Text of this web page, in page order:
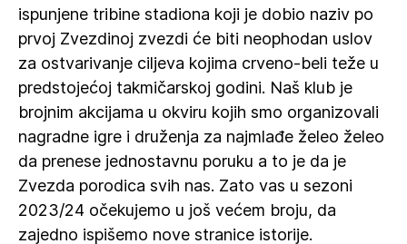
ispunjene tribine stadiona koji je dobio naziv po
prvoj Zvezdinoj zvezdi će biti neophodan uslov
za ostvarivanje ciljeva kojima crveno-beli teže u
predstojećoj takmičarskoj godini. Naš klub je
brojnim akcijama u okviru kojih smo organizovali
nagradne igre i druženja za najmlađe želeo želeo
da prenese jednostavnu poruku a to je da je
Zvezda porodica svih nas. Zato vas u sezoni
2023/24 očekujemo u još većem broju, da
zajedno ispišemo nove stranice istorije.